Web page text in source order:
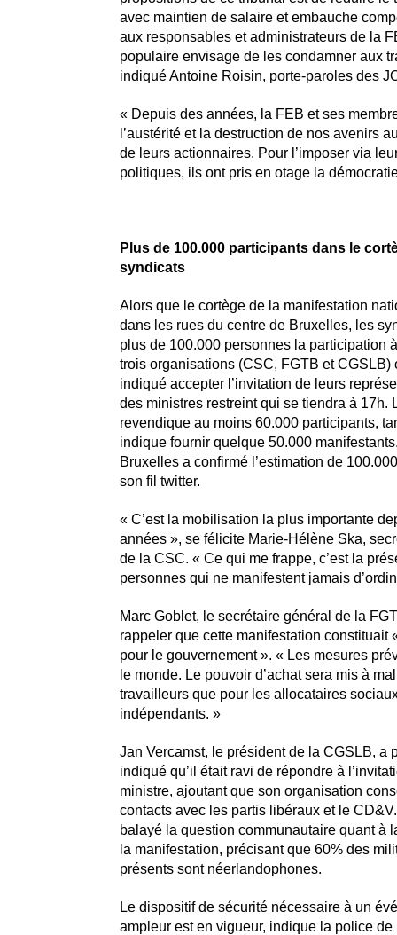
avec maintien de salaire et embauche
aux responsables et administrateurs de la
populaire envisage de les condamner aux
indiqué Antoine Roisin, porte-paroles des
« Depuis des années, la FEB et ses
l’austérité et la destruction de nos avenirs
de leurs actionnaires. Pour l’imposer via
politiques, ils ont pris en otage la
Plus de 100.000 participants dans le
syndicats
Alors que le cortège de la manifestation
dans les rues du centre de Bruxelles, les
plus de 100.000 personnes la participation
trois organisations (CSC, FGTB et CGSLB)
indiqué accepter l’invitation de leurs
des ministres restreint qui se tiendra à 17h.
revendique au moins 60.000 participants,
indique fournir quelque 50.000
Bruxelles a confirmé l’estimation de
son fil twitter.
« C’est la mobilisation la plus importante
années », se félicite Marie-Hélène Ska,
de la CSC. « Ce qui me frappe, c’est la
personnes qui ne manifestent jamais
Marc Goblet, le secrétaire général de la
rappeler que cette manifestation constituait
pour le gouvernement ». « Les mesures
le monde. Le pouvoir d’achat sera mis à
travailleurs que pour les allocataires
indépendants. »
Jan Vercamst, le président de la CGSLB, a
indiqué qu’il était ravi de répondre à
ministre, ajoutant que son organisation
contacts avec les partis libéraux et le
balayé la question communautaire quant à
la manifestation, précisant que 60% des
présents sont néerlandophones.
Le dispositif de sécurité nécessaire à un
ampleur est en vigueur, indique la police